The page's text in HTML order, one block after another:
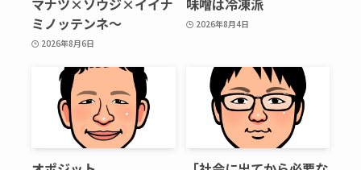
マナツ×ソウジ×イイナ
ミノッテンネ～
2026年8月6日
味噌は冷凍派
2026年8月4日